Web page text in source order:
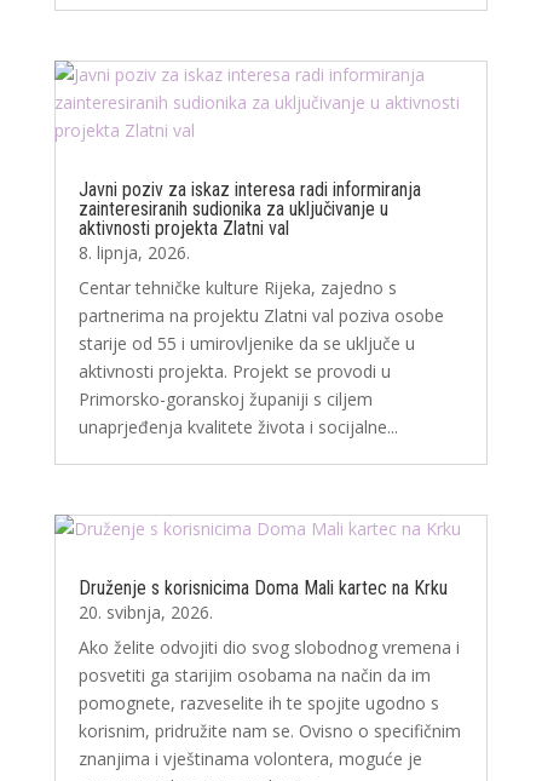
Javni poziv za iskaz interesa radi informiranja
zainteresiranih sudionika za uključivanje u
aktivnosti projekta Zlatni val
8. lipnja, 2026.
Centar tehničke kulture Rijeka, zajedno s
partnerima na projektu Zlatni val poziva osobe
starije od 55 i umirovljenike da se uključe u
aktivnosti projekta. Projekt se provodi u
Primorsko-goranskoj županiji s ciljem
unaprjeđenja kvalitete života i socijalne...
Druženje s korisnicima Doma Mali kartec na Krku
20. svibnja, 2026.
Ako želite odvojiti dio svog slobodnog vremena i
posvetiti ga starijim osobama na način da im
pomognete, razveselite ih te spojite ugodno s
korisnim, pridružite nam se. Ovisno o specifičnim
znanjima i vještinama volontera, moguće je